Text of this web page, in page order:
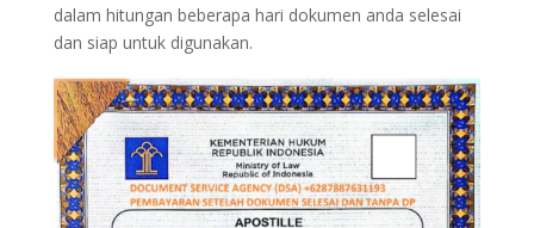
dalam hitungan beberapa hari dokumen anda selesai
dan siap untuk digunakan.